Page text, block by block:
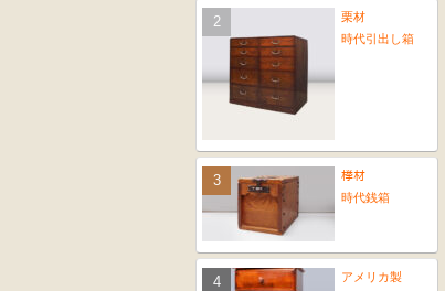
栗材
時代引出し箱
﨔材
時代銭箱
アメリカ製